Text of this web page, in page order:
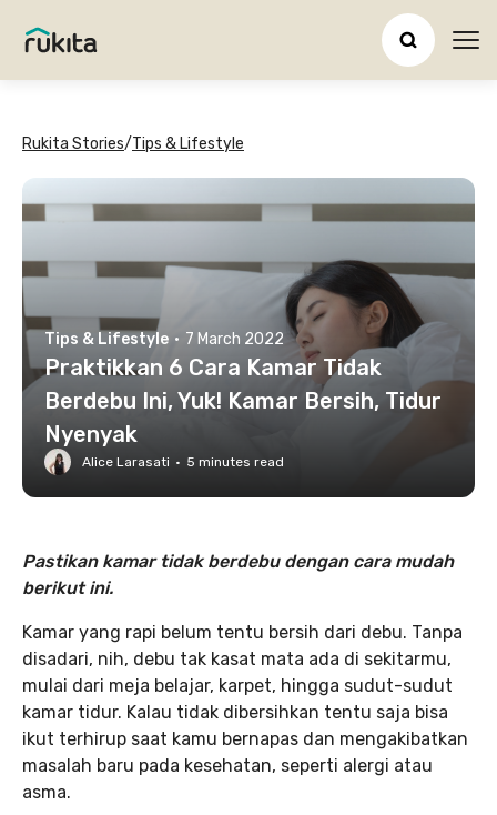
Rukita Stories/Tips & Lifestyle
Tips & Lifestyle · 7 March 2022
Praktikkan 6 Cara Kamar Tidak
Berdebu Ini, Yuk! Kamar Bersih, Tidur
Nyenyak
Alice Larasati · 5 minutes read
Pastikan kamar tidak berdebu dengan cara mudah
berikut ini.
Kamar yang rapi belum tentu bersih dari debu. Tanpa
disadari, nih, debu tak kasat mata ada di sekitarmu,
mulai dari meja belajar, karpet, hingga sudut-sudut
kamar tidur. Kalau tidak dibersihkan tentu saja bisa
ikut terhirup saat kamu bernapas dan mengakibatkan
masalah baru pada kesehatan, seperti alergi atau
asma.